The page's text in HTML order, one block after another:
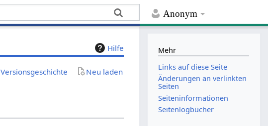
Anonym
Hilfe
Versionsgeschichte Neu laden
Mehr
Links auf diese Seite
Änderungen an verlinkten
Seiten
Seiten­­informationen
Seitenlogbücher